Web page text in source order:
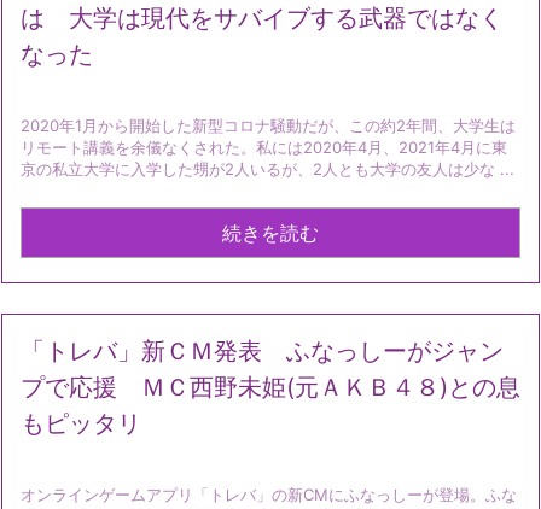
は 大学は現代をサバイブする武器ではなく
なった
2020年1月から開始した新型コロナ騒動だが、この約2年間、大学生は
リモート講義を余儀なくされた。私には2020年4月、2021年4月に東
京の私立大学に入学した甥が2人いるが、2人とも大学の友人は少な ...
続きを読む
「トレバ」新ＣＭ発表 ふなっしーがジャン
プで応援 ＭＣ西野未姫(元ＡＫＢ４８)との息
もピッタリ
オンラインゲームアプリ「トレバ」の新CMにふなっしーが登場。ふな